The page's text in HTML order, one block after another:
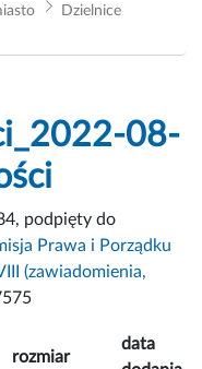
Dzielnice
08-
podpięty do
Prawa i Porządku
(zawiadomienia,
rozmiar
data